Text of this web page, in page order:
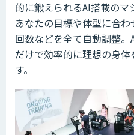
的に鍛えられるAI搭載の
あなたの目標や体型に合わ
回数などを全て自動調整
だけで効率的に理想の身
す。